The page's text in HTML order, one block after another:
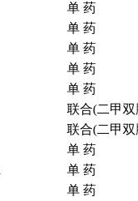
单 药
单 药
单 药
单 药
单 药
联合(二甲双
联合(二甲
单 药
单 药
单 药